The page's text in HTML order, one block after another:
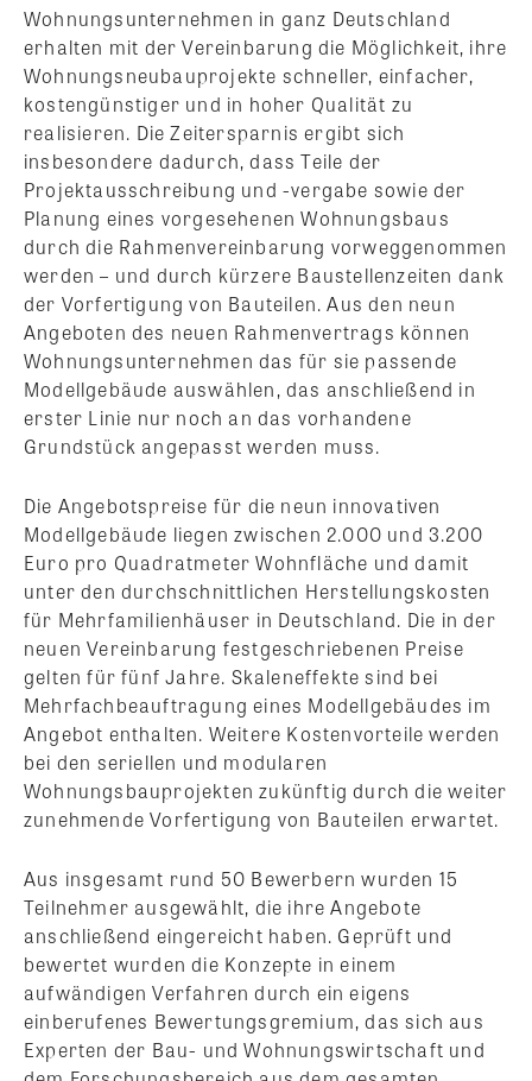
Wohnungsunternehmen in ganz Deutschland
erhalten mit der Vereinbarung die Möglichkeit, ihre
Wohnungsneubauprojekte schneller, einfacher,
kostengünstiger und in hoher Qualität zu
realisieren. Die Zeitersparnis ergibt sich
insbesondere dadurch, dass Teile der
Projektausschreibung und -vergabe sowie der
Planung eines vorgesehenen Wohnungsbaus
durch die Rahmenvereinbarung vorweggenommen
werden – und durch kürzere Baustellenzeiten dank
der Vorfertigung von Bauteilen. Aus den neun
Angeboten des neuen Rahmenvertrags können
Wohnungsunternehmen das für sie passende
Modellgebäude auswählen, das anschließend in
erster Linie nur noch an das vorhandene
Grundstück angepasst werden muss.
Die Angebotspreise für die neun innovativen
Modellgebäude liegen zwischen 2.000 und 3.200
Euro pro Quadratmeter Wohnfläche und damit
unter den durchschnittlichen Herstellungskosten
für Mehrfamilienhäuser in Deutschland. Die in der
neuen Vereinbarung festgeschriebenen Preise
gelten für fünf Jahre. Skaleneffekte sind bei
Mehrfachbeauftragung eines Modellgebäudes im
Angebot enthalten. Weitere Kostenvorteile werden
bei den seriellen und modularen
Wohnungsbauprojekten zukünftig durch die weiter
zunehmende Vorfertigung von Bauteilen erwartet.
Aus insgesamt rund 50 Bewerbern wurden 15
Teilnehmer ausgewählt, die ihre Angebote
anschließend eingereicht haben. Geprüft und
bewertet wurden die Konzepte in einem
aufwändigen Verfahren durch ein eigens
einberufenes Bewertungsgremium, das sich aus
Experten der Bau- und Wohnungswirtschaft und